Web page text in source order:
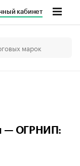
кабинет
— ОГРНИП: